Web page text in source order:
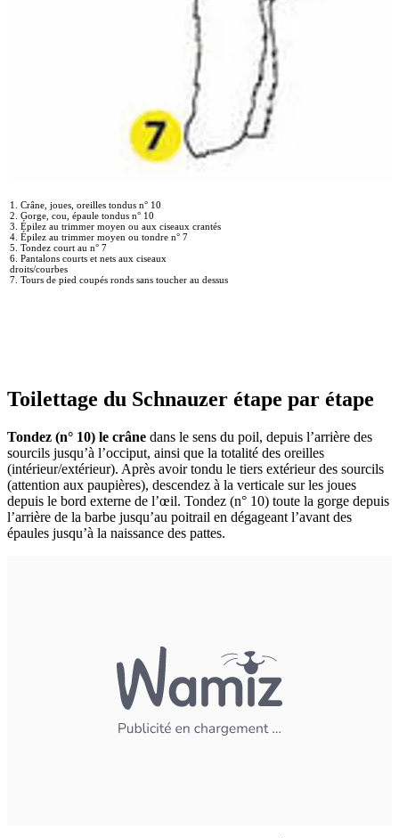
1. Crâne, joues, oreilles tondus n° 10
2. Gorge, cou, épaule tondus n° 10
3. Épilez au trimmer moyen ou aux ciseaux crantés
4. Épilez au trimmer moyen ou tondre n° 7
5. Tondez court au n° 7
6. Pantalons courts et nets aux ciseaux
droits/courbes
7. Tours de pied coupés ronds sans toucher au dessus
Toilettage du Schnauzer étape par étape
Tondez (n° 10) le crâne dans le sens du poil, depuis l’arrière des
sourcils jusqu’à l’occiput, ainsi que la totalité des oreilles
(intérieur/extérieur). Après avoir tondu le tiers extérieur des sourcils
(attention aux paupières), descendez à la verticale sur les joues
depuis le bord externe de l’œil. Tondez (n° 10) toute la gorge depuis
l’arrière de la barbe jusqu’au poitrail en dégageant l’avant des
épaules jusqu’à la naissance des pattes.